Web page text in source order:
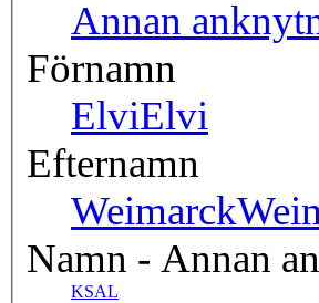
Annan
Förnamn
ElviElvi
Efternamn
Weimarck
Namn - Annan
KSAL